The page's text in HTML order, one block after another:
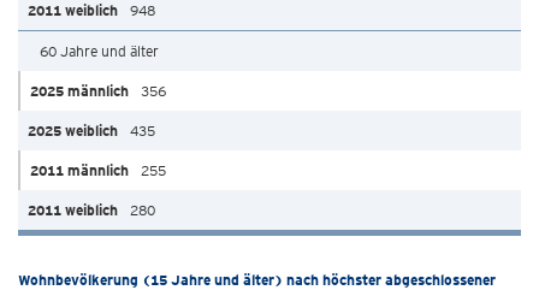
948
60 Jahre und älter
356
435
255
280
Wohnbevölkerung (15 Jahre und älter) nach höchster abgeschlossener